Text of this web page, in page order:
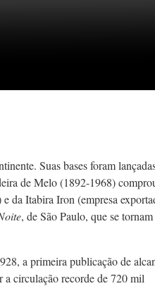
Suas bases foram
de Melo (1892-1968)
da Itabira Iron (empresa
, de São Paulo, que se tornam
a primeira publicação de
circulação recorde de 720 mil